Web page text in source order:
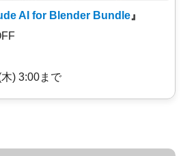
AI for Blender Bundle 』
) 3:00まで